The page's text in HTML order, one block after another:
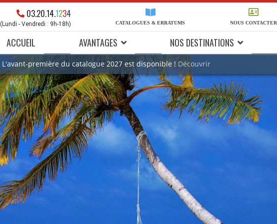
03.20.14.1234
(Lundi - Vendredi : 9h-18h) CATALOGUES & ERRATUMS NOUS CONTACTER
ACCUEIL AVANTAGES NOS DESTINATIONS
L'avant-première du catalogue 2027 est disponible ! Découvrir